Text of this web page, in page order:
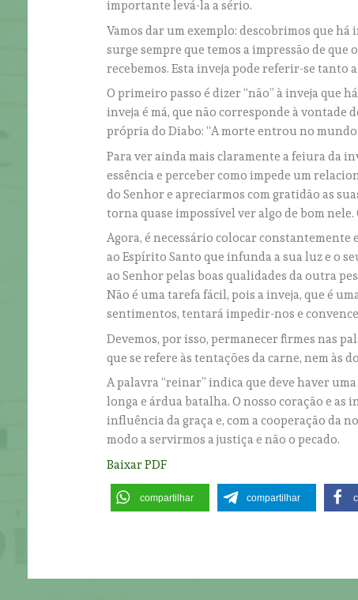
importante levá-la a sério.
Vamos dar um exemplo: descobrimos que
surge sempre que temos a impressão de
recebemos. Esta inveja pode referir-se tanto
O primeiro passo é dizer “não” à inveja que
inveja é má, que não corresponde à vontade
própria do Diabo: “A morte entrou no mundo
Para ver ainda mais claramente a feiura da
essência e perceber como impede um
do Senhor e apreciarmos com gratidão as
torna quase impossível ver algo de bom nele.
Agora, é necessário colocar constantemente
ao Espírito Santo que infunda a sua luz e o
ao Senhor pelas boas qualidades da outra
Não é uma tarefa fácil, pois a inveja, que é
sentimentos, tentará impedir-nos e
Devemos, por isso, permanecer firmes nas
que se refere às tentações da carne, nem às
A palavra “reinar” indica que deve haver
longa e árdua batalha. O nosso coração e as
influência da graça e, com a cooperação da
modo a servirmos a justiça e não o pecado.
Baixar PDF
compartilhar compartilhar